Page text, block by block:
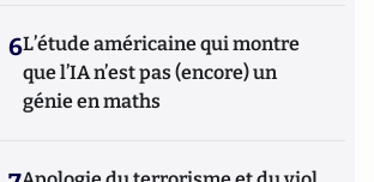
6L’étude américaine qui montre
que l’IA n’est pas (encore) un
génie en maths